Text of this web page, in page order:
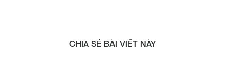
CHIA SẺ BÀI VIẾT NÀY